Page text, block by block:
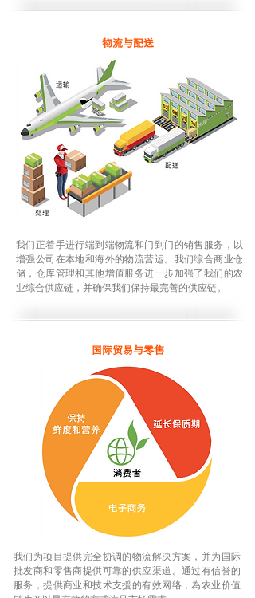
物流与配送
我们正着手进行端到端物流和门到门的销售服务，以
增强公司在本地和海外的物流营运。我们综合商业仓
储，仓库管理和其他增值服务进一步加强了我们的农
业综合供应链，并确保我们保持最完善的供应链。
国际贸易与零售
我们为项目提供完全协调的物流解决方案，并为国际
批发商和零售商提供可靠的供应渠道。通过有信誉的
服务，提供商业和技术支援的有效网络，為农业价值